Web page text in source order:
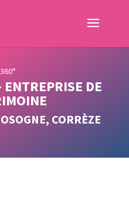
ENTREPRISE DE
CORRÈZE